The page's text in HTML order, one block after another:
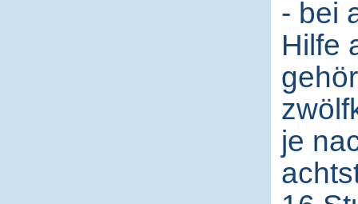
- bei
Hilfe
je